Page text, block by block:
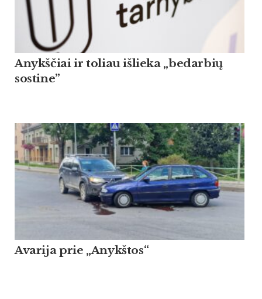
Anykščiai ir toliau išlieka „bedarbių
sostine”
Avarija prie „Anykštos“